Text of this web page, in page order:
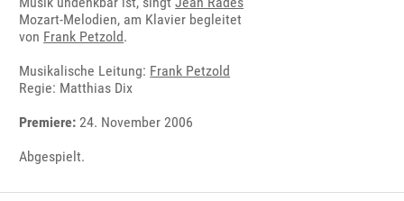
Mozart-Melodien, am Klavier begleitet
von Frank Petzold.
Musikalische Leitung: Frank Petzold
Regie: Matthias Dix
Premiere: 24. November 2006
Abgespielt.